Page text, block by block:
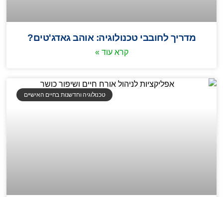
מדריך לחובבי טכנולוגיה: אוהב גאדג'טים?
קרא עוד »
טכנולוגיה וחדשנות בחיים האישיים